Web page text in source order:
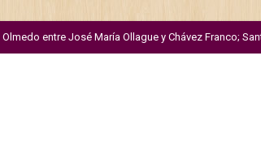
Olmedo entre José María Ollague y Chávez Franco;